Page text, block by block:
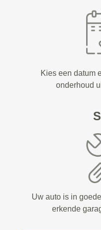
Kies een datum
onderhoud
Uw auto is in
erkende